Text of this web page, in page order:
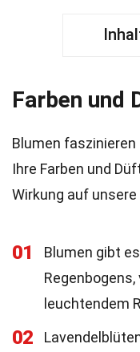
Farben und
Blumen
Ihre Farben und
Wirkung auf unsere
01
Blumen gibt
leuchtendem
02